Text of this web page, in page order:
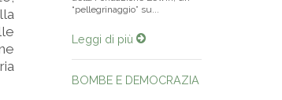
“pellegrinaggio” su...
Leggi di più
BOMBE E DEMOCRAZIA